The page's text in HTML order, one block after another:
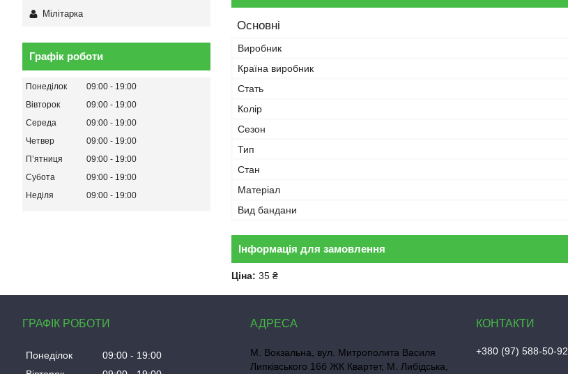
Основні
Виробник
Країна виробник
Стать
Колір
Сезон
Тип
Стан
Матеріал
Вид бандани
Інформація для замовлення
Ціна: 35 ₴
Мілітарка
Графік роботи
Понеділок 09:00
19:00
Вівторок
09:00
19:00
Середа
09:00
19:00
Четвер
09:00
19:00
Пʼятниця
09:00
19:00
Субота
09:00
19:00
Неділя
09:00 19:00
ГРАФІК РОБОТИ
Понеділок 09:00
19:00
М. Вокзальна, вул. Митрополита Василя
Липківського 16б ЖК Квартет, М. Либідська,
+380 (97) 588-50-92